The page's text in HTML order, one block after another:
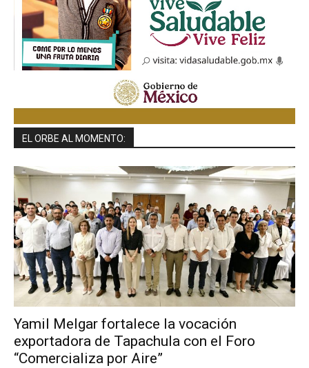
EL ORBE AL MOMENTO:
Yamil Melgar fortalece la vocación
exportadora de Tapachula con el Foro
“Comercializa por Aire”